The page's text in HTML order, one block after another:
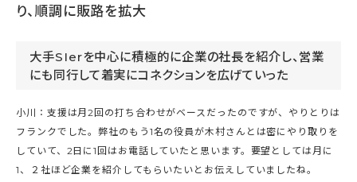
り、順調に販路を拡大
大手SIerを中心に積極的に企業の社長を紹介し、営業
にも同行して着実にコネクションを広げていった
小川：支援は月2回の打ち合わせがベースだったのですが、やりとりは
フランクでした。弊社のもう1名の役員が木村さんとは密にやり取りを
していて、2日に1回はお電話していたと思います。要望としては月に
1、２社ほど企業を紹介してもらいたいとお伝えしていましたね。